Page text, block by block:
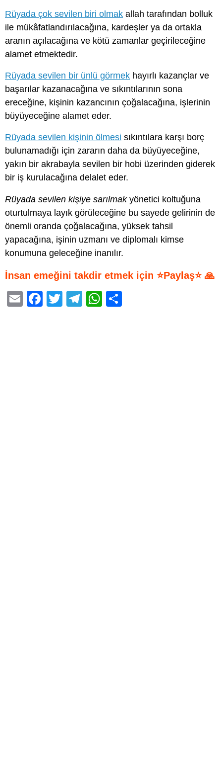
Rüyada çok sevilen biri olmak allah tarafından bolluk
ile mükâfatlandırılacağına, kardeşler ya da ortakla
aranın açılacağına ve kötü zamanlar geçirileceğine
alamet etmektedir.
Rüyada sevilen bir ünlü görmek hayırlı kazançlar ve
başarılar kazanacağına ve sıkıntılarının sona
ereceğine, kişinin kazancının çoğalacağına, işlerinin
büyüyeceğine alamet eder.
Rüyada sevilen kişinin ölmesi sıkıntılara karşı borç
bulunamadığı için zararın daha da büyüyeceğine,
yakın bir akrabayla sevilen bir hobi üzerinden giderek
bir iş kurulacağına delalet eder.
Rüyada sevilen kişiye sarılmakyönetici koltuğuna
oturtulmaya layık görüleceğine bu sayede gelirinin de
önemli oranda çoğalacağına, yüksek tahsil
yapacağına, işinin uzmanı ve diplomalı kimse
konumuna geleceğine inanılır.
İnsan emeğini takdir etmek için ⭐Paylaş⭐ 🙏
E
F
T
T
W